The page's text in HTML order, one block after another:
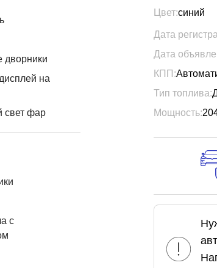
дворники
на
свет фар
с
Цвет:синий
Дата
Дата
КПП:
Тип топлива:
Мощность: